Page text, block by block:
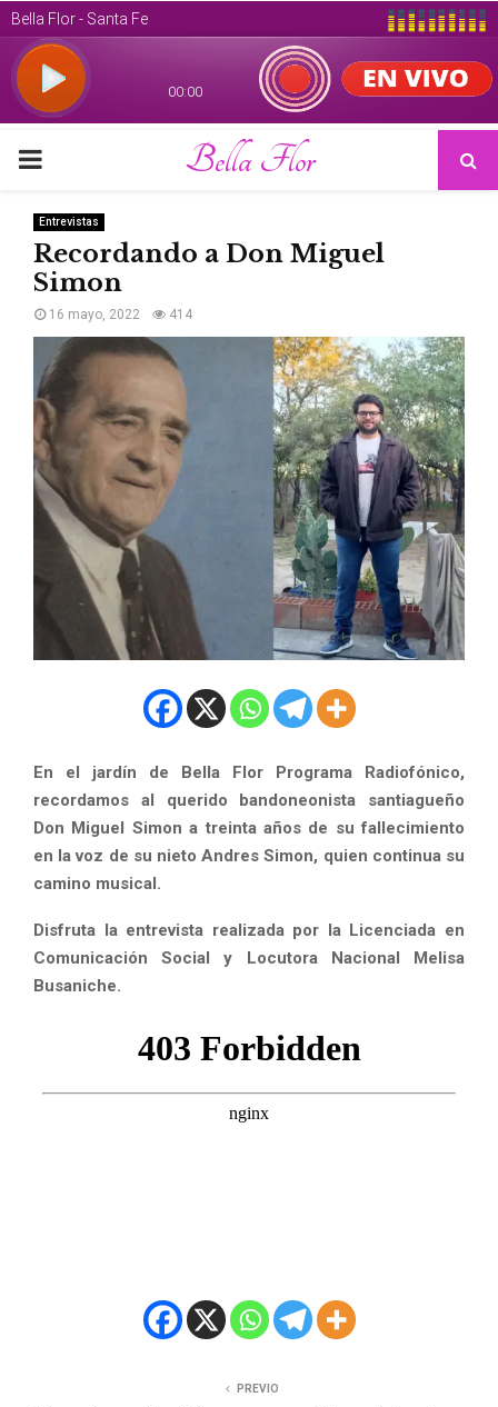
PRIMARY
MENU
Bella Flor
Entrevistas
Recordando a Don Miguel
Simon
16 mayo, 2022 414
En el jardín de Bella Flor Programa Radiofónico,
recordamos al querido bandoneonista santiagueño
Don Miguel Simon a treinta años de su fallecimiento
en la voz de su nieto Andres Simon, quien continua su
camino musical.
Disfruta la entrevista realizada por la Licenciada en
Comunicación Social y Locutora Nacional Melisa
Busaniche.
PREVIO